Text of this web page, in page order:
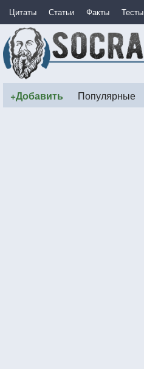
Цитаты Статьи Факты Тесты
+Добавить Популярные